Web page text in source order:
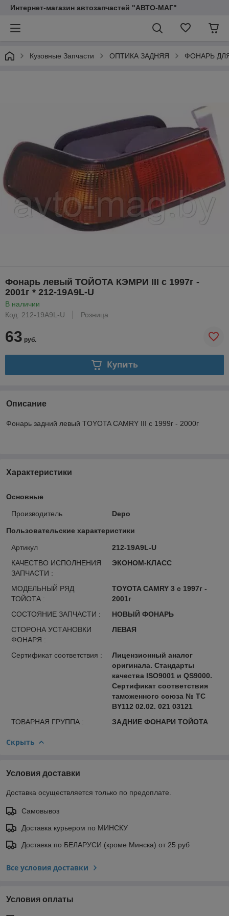
Интернет-магазин автозапчастей "АВТО-МАГ"
Кузовные Запчасти ОПТИКА ЗАДНЯЯ ФОНАРЬ
Фонарь левый ТОЙОТА КЭМРИ III с 1997г -
2001г * 212-19A9L-U
В наличии
Код: 212-19A9L-U
Розница
63 руб.
Купить
Описание
Фонарь задний левый TOYOTA CAMRY III с 1999г - 2000г
Характеристики
Основные
Производитель Depo
Пользовательские характеристики
Артикул
212-19A9L-U
КАЧЕСТВО ИСПОЛНЕНИЯ
ЗАПЧАСТИ :
ЭКОНОМ-КЛАСС
МОДЕЛЬНЫЙ РЯД
ТОЙОТА :
TOYOTA CAMRY 3 с 1997г -
2001г
СОСТОЯНИЕ ЗАПЧАСТИ :
НОВЫЙ ФОНАРЬ
СТОРОНА УСТАНОВКИ
ФОНАРЯ :
ЛЕВАЯ
Сертификат соответствия :
Лицензионный аналог
оригинала. Стандарты
качества ISO9001 и QS9000.
Сертификат соответствия
таможенного союза № ТС
BY112 02.02. 021 03121
ТОВАРНАЯ ГРУППА :
ЗАДНИЕ ФОНАРИ ТОЙОТА
Скрыть
Условия доставки
Доставка осуществляется только по предоплате.
Самовывоз
Доставка курьером по МИНСКУ
Доставка по БЕЛАРУСИ (кроме Минска) от 25 руб
Все условия доставки
Условия оплаты